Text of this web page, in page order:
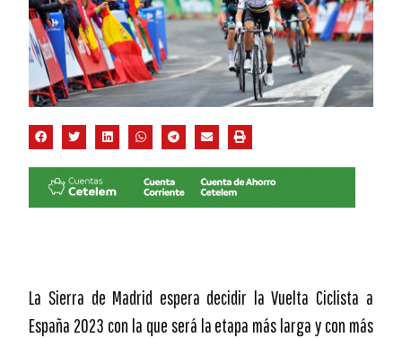
La Sierra de Madrid espera decidir la Vuelta Ciclista a
España 2023 con la que será la etapa más larga y con más